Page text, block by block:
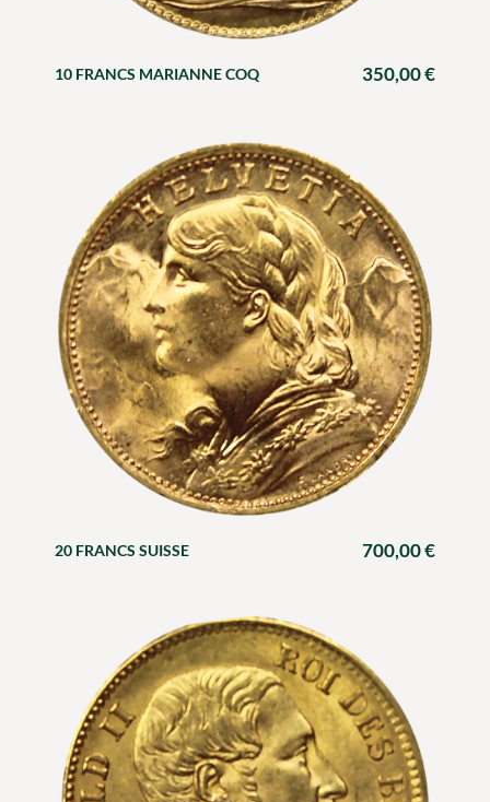
10 FRANCS MARIANNE COQ 350,00€
20 FRANCS SUISSE 700,00€